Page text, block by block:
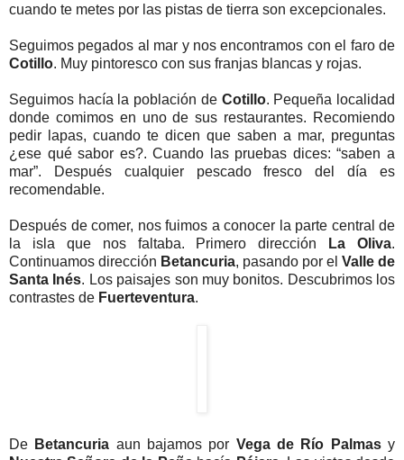
cuando te metes por las pistas de tierra son excepcionales.
Seguimos pegados al mar y nos encontramos con el faro de
Cotillo. Muy pintoresco con sus franjas blancas y rojas.
Seguimos hacía la población de Cotillo. Pequeña localidad
donde comimos en uno de sus restaurantes. Recomiendo
pedir lapas, cuando te dicen que saben a mar, preguntas
¿ese qué sabor es?. Cuando las pruebas dices: “saben a
mar”. Después cualquier pescado fresco del día es
recomendable.
Después de comer, nos fuimos a conocer la parte central de
la isla que nos faltaba. Primero dirección
La Oliva.
Continuamos dirección Betancuria, pasando por el Valle de
Santa Inés. Los paisajes son muy bonitos. Descubrimos los
contrastes de Fuerteventura.
De Betancuria aun bajamos por Vega de Río Palmasy